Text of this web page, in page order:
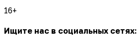
16+
Ищите нас в социальных сетях: